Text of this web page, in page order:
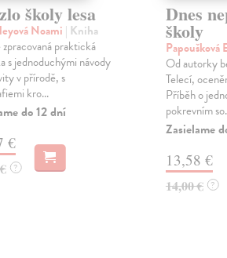
školy lesa
Noami | Kniha
praktická
s jednoduchými návody
v přírodě, s
kro...
do 12 dní
€
?
Dnes
školy
Papoušková
Od autorky
Telecí,
Příběh o
pokrevním
Zasielame
13,58 €
14,00 € ?